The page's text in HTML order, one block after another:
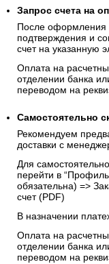
Запрос счета на
После оформления
подтверждения и
счет на указанную
Оплата на
отделении банка
переводом на
Самостоятельно
Рекомендуем
доставки с
Для
перейти в
обязательна) =>
счет (PDF)
В назначении
Оплата на
отделении банка
переводом на